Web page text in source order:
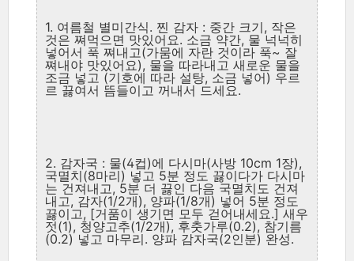
1. 여름철 별미간식. 찐 감자 : 중간 크기, 작은
것은 쪄먹으면 맛있어요. 소금 약간, 물 넉넉히
넣어서 푹 쪄내고(가뭄에 자란 것이라 푹~ 잘
쪄내야 맛있어요), 물을 따라내고 새로운 물을
조금 넣고 (기호에 따라 설탕, 소금 넣어) 우르
르 끓여서 뜸들이고 꺼내서 드세요.
2. 감자국 : 물(4컵)에 다시마(사방 10cm 1장),
국멸치(8마리) 넣고 5분 정도 끓이다가 다시마
는 건져내고, 5분 더 끓인 다음 국멸치도 건져
내고, 감자(1/2개), 양파(1/8개) 넣어 5분 정도
끓이고, [거품이 생기면 모두 걷어내세요.] 새우
젓(1), 청양고추(1/2개), 후춧가루(0.2), 참기름
(0.2) 넣고 마무리. 양파 감자국(2인분) 완성.